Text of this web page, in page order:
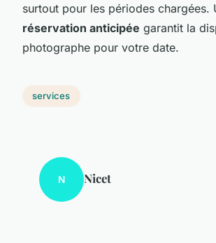
surtout pour les périodes chargées.
réservation anticipée garantit la
photographe pour votre date.
services
N Nicet